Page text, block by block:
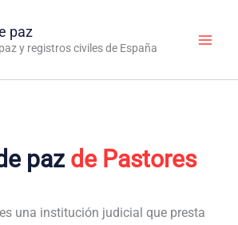
paz
y registros civiles de España
paz de Pastores
una institución judicial que presta